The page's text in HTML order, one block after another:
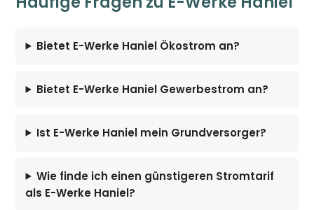
Bietet E-Werke Haniel Ökostrom an?
Bietet E-Werke Haniel Gewerbestrom an?
Ist E-Werke Haniel mein Grundversorger?
Wie finde ich einen günstigeren Stromtarif
als E-Werke Haniel?